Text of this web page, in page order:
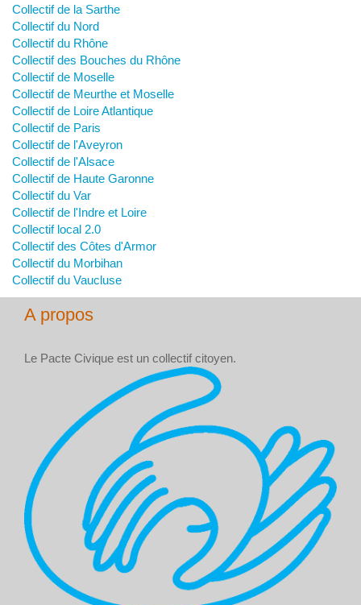
Collectif de la Sarthe
Collectif du Nord
Collectif du Rhône
Collectif des Bouches du Rhône
Collectif de Moselle
Collectif de Meurthe et Moselle
Collectif de Loire Atlantique
Collectif de Paris
Collectif de l'Aveyron
Collectif de l'Alsace
Collectif de Haute Garonne
Collectif du Var
Collectif de l'Indre et Loire
Collectif local 2.0
Collectif des Côtes d'Armor
Collectif du Morbihan
Collectif du Vaucluse
A propos
Le Pacte Civique est un collectif citoyen.